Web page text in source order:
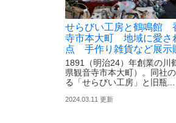
せらびい工房と鶴鳴館
寺市本大町 地域に愛さ
点 手作り雑貨など展示
1891（明治24）年創業の川
県観音寺市本大町）。同社
る「せらびい工房」と旧瓶...
2024.03.11 更新